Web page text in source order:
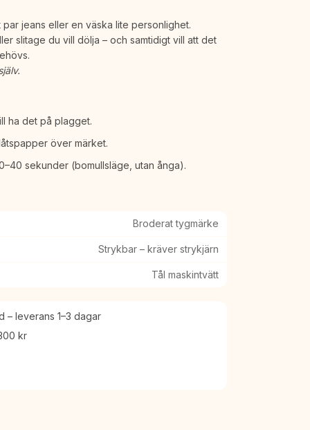
jeans eller en väska lite personlighet.
slitage du vill dölja – och samtidigt vill att det
ha det på plagget.
över märket.
sekunder (bomullsläge, utan ånga).
Broderat tygmärke
Strykbar – kräver strykjärn
Tål maskintvätt
– leverans 1–3 dagar
kr